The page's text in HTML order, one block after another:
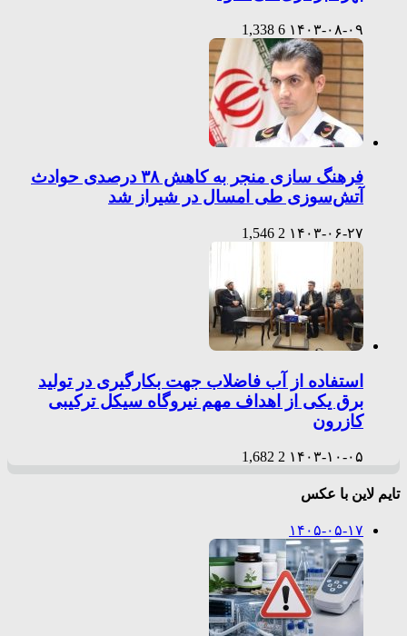
۱۴۰۳-۰۸-۰۹ 6
1,338
فرهنگ سازی منجر به کاهش ۳۸ درصدی حوادث
آتش‌سوزی طی امسال در شیراز شد
۱۴۰۳-۰۶-۲۷ 2
1,546
استفاده از آب فاضلاب جهت بکارگیری در تولید
برق یکی از اهداف مهم نیروگاه سیکل ترکیبی
کازرون
۱۴۰۳-۱۰-۰۵ 2
1,682
تایم لاین با عکس
۱۴۰۵-۰۵-۱۷